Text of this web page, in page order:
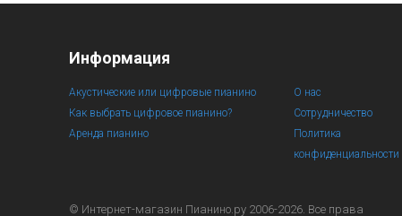
Информация
Акустические или цифровые пианино
О нас
Как выбрать цифровое пианино?
Сотрудничество
Аренда пианино
Политика
конфиденциальности
© Интернет-магазин Пианино.ру 2006-2026. Все права